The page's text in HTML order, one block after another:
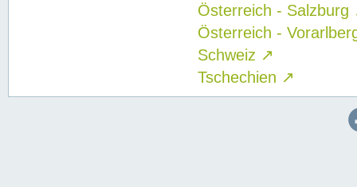
Österreich - Salzburg
Österreich -
Schweiz ↗
Tschechien ↗